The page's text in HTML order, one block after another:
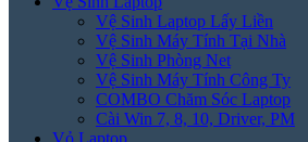
Vệ Sinh Laptop Lấy Liền
Vệ Sinh Máy Tính Tại Nhà
Vệ Sinh Phòng Net
Vệ Sinh Máy Tính Công Ty
COMBO Chăm Sóc Laptop
Cài Win 7, 8, 10, Driver, PM
Vỏ Laptop